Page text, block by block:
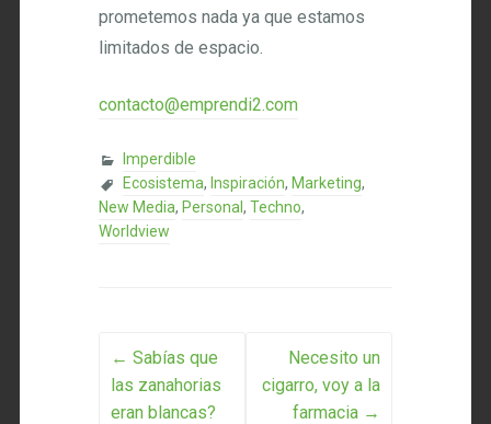
prometemos nada ya que estamos
limitados de espacio.
contacto@emprendi2.com
Imperdible
Ecosistema, Inspiración, Marketing,
New Media, Personal,Techno,
Worldview
Post navigation
← Sabías que
las zanahorias
eran blancas?
Necesito un
cigarro, voy a la
farmacia →